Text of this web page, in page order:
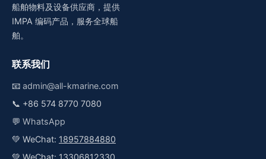
船舶物料及设备供应商，提供
IMPA 编码产品，服务全球船
舶。
联系我们
📧 admin@all-kmarine.com
📞 +86 574 8770 7080
💬 WhatsApp
💚 WeChat: 18957884880
💚 WeChat: 13306812330